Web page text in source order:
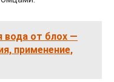
вода от блох —
применение,